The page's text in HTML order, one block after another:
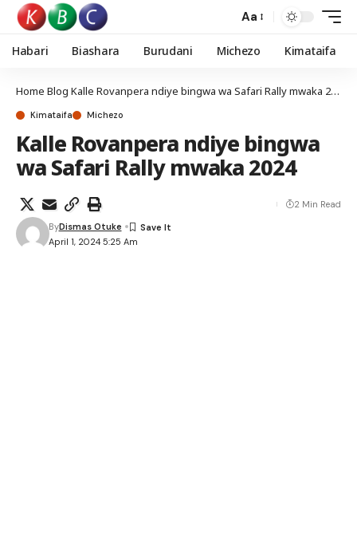
Aa
Habari Biashara Burudani Michezo Kimataifa
Home Blog Kalle Rovanpera ndiye bingwa wa Safari Rally mwaka 2024
Kimataifa Michezo
Kalle Rovanpera ndiye bingwa
wa Safari Rally mwaka 2024
April 1, 2024 5:25 Am
ByDismas Otuke
2 Min Read